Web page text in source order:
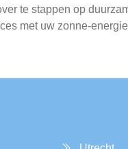
te stappen op
met uw zonne-